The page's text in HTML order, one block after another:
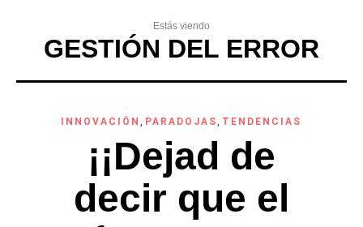
Estás viendo
GESTIÓN DEL ERROR
INNOVACIÓN, PARADOJAS, TENDENCIAS
¡¡Dejad de
decir que el